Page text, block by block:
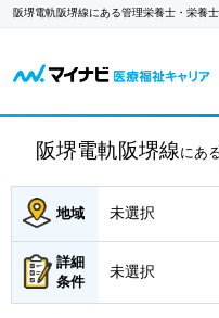
阪堺電軌阪堺線にある管理栄養士・栄養士
阪堺電軌阪堺線 にあ
地域 未選択
詳細
条件
未選択